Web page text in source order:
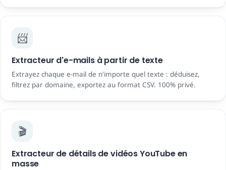
📨
Extracteur d'e-mails à partir de texte
Extrayez chaque e-mail de n'importe quel texte : déduisez,
filtrez par domaine, exportez au format CSV. 100% privé.
🎬
Extracteur de détails de vidéos YouTube en
masse